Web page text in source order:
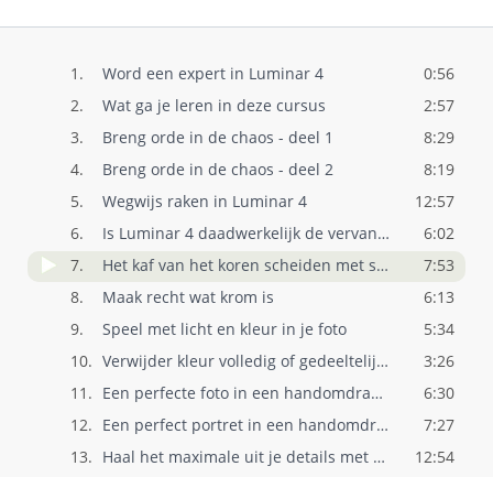
1. Word een expert in Luminar 4
0:56
2.
Wat ga je leren in deze cursus
2:57
3.
Breng orde in de chaos - deel 1
8:29
4.
Breng orde in de chaos - deel 2
8:19
5.
Wegwijs raken in Luminar 4
12:57
6.
Is Luminar 4 daadwerkelijk de vervanging..
6:02
7.
Het kaf van het koren scheiden met selec..
7:53
8.
Maak recht wat krom is
6:13
9.
Speel met licht en kleur in je foto
5:34
10.
Verwijder kleur volledig of gedeeltelijk..
3:26
11.
Een perfecte foto in een handomdraai met..
6:30
12.
Een perfect portret in een handomdraai m..
7:27
13.
Haal het maximale uit je details met beh..
12:54